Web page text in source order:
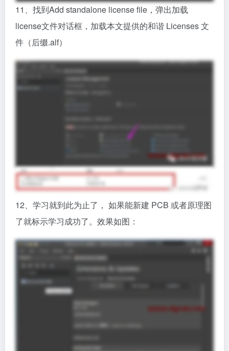
11、找到Add standalone license file，弹出加载
license文件对话框，加载本文提供的和谐 Licenses 文
件（后缀.alf）
12、学习就到此为止了， 如果能新建 PCB 或者原理图
了就标示学习成功了。效果如图：